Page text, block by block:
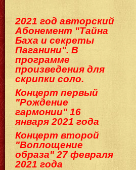
2021 год авторский
Абонемент "Тайна
Баха и секреты
Паганини". В
программе
произведения для
скрипки соло.
Концерт первый
"Рождение
гармонии" 16
января 2021 года
Концерт второй
"Воплощение
образа" 27 февраля
2021 года